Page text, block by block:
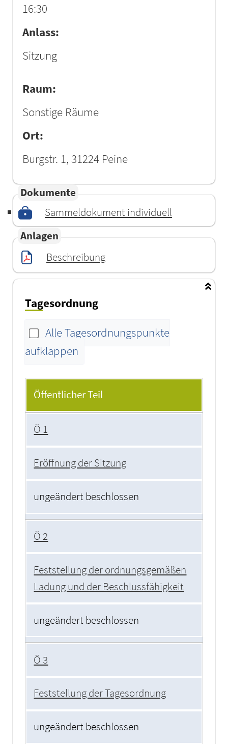
16:30
Anlass:
Sitzung
Raum:
Sonstige Räume
Ort:
Burgstr. 1, 31224 Peine
Dokumente
Sammeldokument individuell
Anlagen
Beschreibung
Tagesordnung
Alle Tagesordnungspunkte
aufklappen
Tagesordnung
Öffentlicher Teil
Ö 1
Eröffnung der Sitzung
ungeändert beschlossen
Ö 2
Feststellung der ordnungsgemäßen
Ladung und der Beschlussfähigkeit
ungeändert beschlossen
Ö 3
Feststellung der Tagesordnung
ungeändert beschlossen